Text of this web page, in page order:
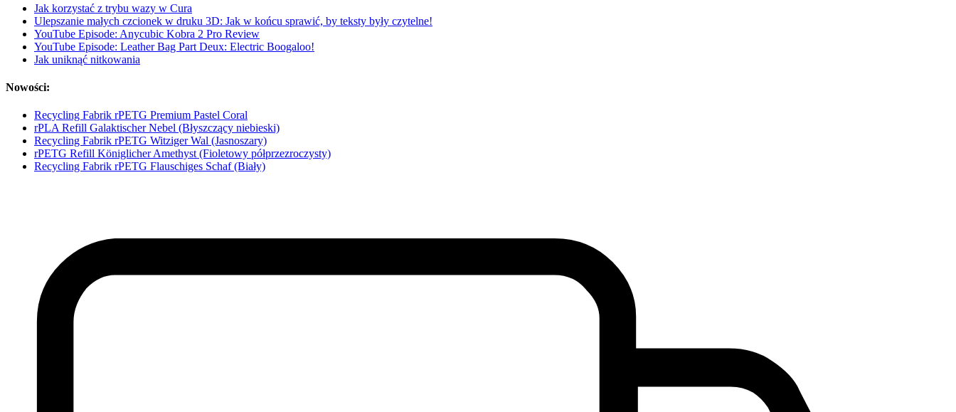
Jak korzystać z trybu wazy w Cura
Ulepszanie małych czcionek w druku 3D: Jak w końcu sprawić, by teksty były czytelne!
YouTube Episode: Anycubic Kobra 2 Pro Review
YouTube Episode: Leather Bag Part Deux: Electric Boogaloo!
Jak uniknąć nitkowania
Nowości:
Recycling Fabrik rPETG Premium Pastel Coral
rPLA Refill Galaktischer Nebel (Błyszczący niebieski)
Recycling Fabrik rPETG Witziger Wal (Jasnoszary)
rPETG Refill Königlicher Amethyst (Fioletowy półprzezroczysty)
Recycling Fabrik rPETG Flauschiges Schaf (Biały)